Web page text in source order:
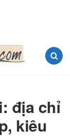
địa chỉ
kiêu